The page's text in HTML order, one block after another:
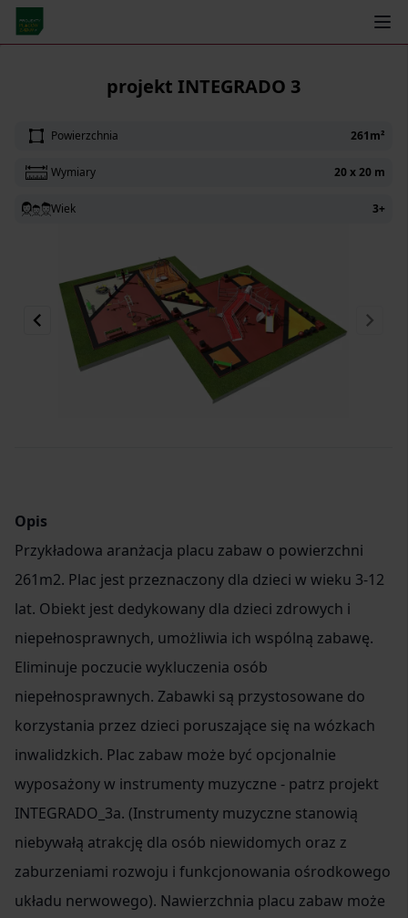
projekt INTEGRADO 3
← Powrót
Powierzchnia 261m²
Wymiary 20 x 20 m
Wiek 3+
Opis
Przykładowa aranżacja placu zabaw o powierzchni
261m2. Plac jest przeznaczony dla dzieci w wieku 3-12
lat. Obiekt jest dedykowany dla dzieci zdrowych i
niepełnosprawnych, umożliwia ich wspólną zabawę.
Eliminuje poczucie wykluczenia osób
niepełnosprawnych. Zabawki są przystosowane do
korzystania przez dzieci poruszające się na wózkach
inwalidzkich. Plac zabaw może być opcjonalnie
wyposażony w instrumenty muzyczne - patrz projekt
INTEGRADO_3a. (Instrumenty muzyczne stanowią
niebywałą atrakcję dla osób niewidomych oraz z
zaburzeniami rozwoju i funkcjonowania ośrodkowego
układu nerwowego). Nawierzchnia placu zabaw może